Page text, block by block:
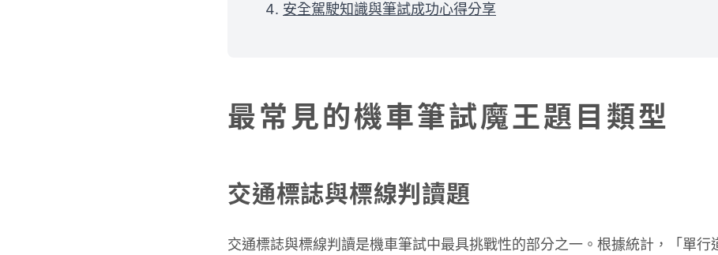
安全駕駛知識與筆試成功心得分享
最常見的機車筆試魔王題目類型
交通標誌與標線判讀題
交通標誌與標線判讀是機車筆試中最具挑戰性的部分之一。根據統計，「單行